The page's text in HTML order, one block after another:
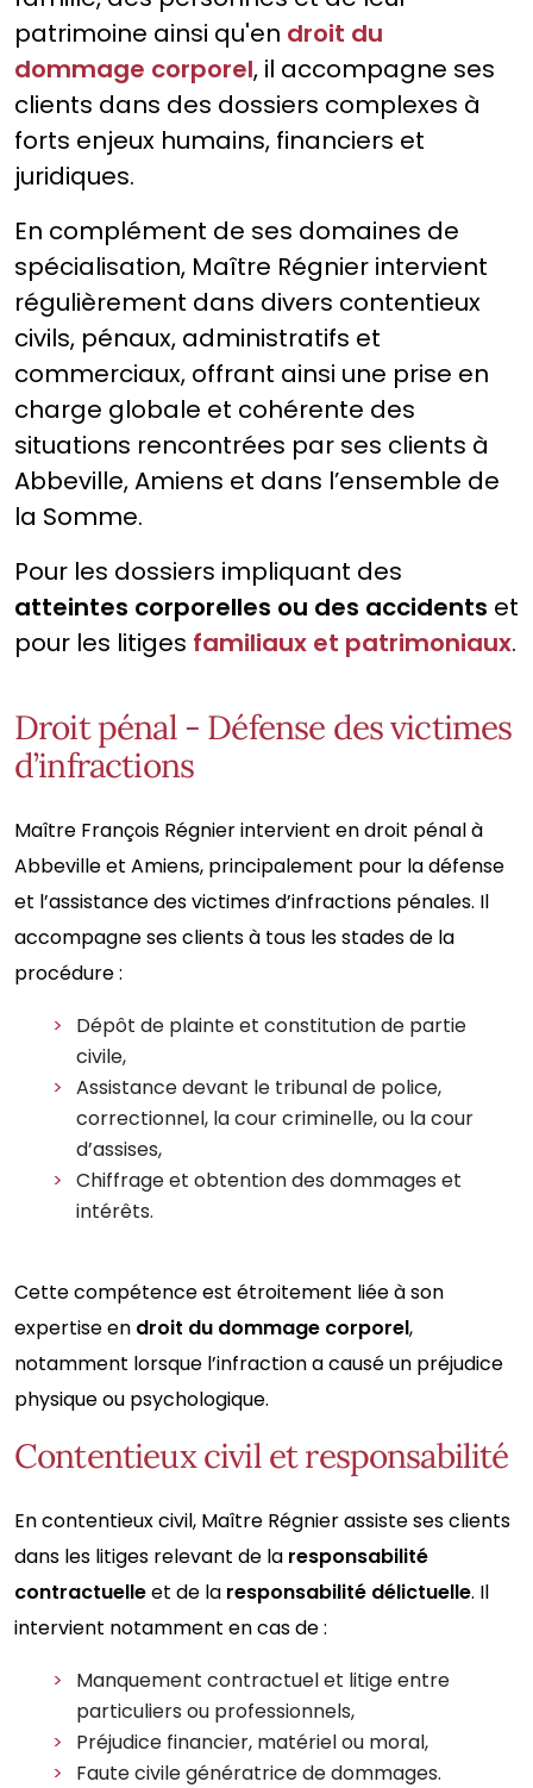
patrimoine ainsi qu'en droit du
dommage corporel, il accompagne ses
clients dans des dossiers complexes à
forts enjeux humains, financiers et
juridiques.
En complément de ses domaines de
spécialisation, Maître Régnier intervient
régulièrement dans divers contentieux
civils, pénaux, administratifs et
commerciaux, offrant ainsi une prise en
charge globale et cohérente des
situations rencontrées par ses clients à
Abbeville, Amiens et dans l’ensemble de
la Somme.
Pour les dossiers impliquant des
atteintes corporelles ou des accidents et
pour les litiges familiaux et patrimoniaux.
Droit pénal - Défense des victimes
d’infractions
Maître François Régnier intervient en droit pénal à
Abbeville et Amiens, principalement pour la défense
et l’assistance des victimes d’infractions pénales. Il
accompagne ses clients à tous les stades de la
procédure :
Dépôt de plainte et constitution de partie
civile,
Assistance devant le tribunal de police,
correctionnel, la cour criminelle, ou la cour
d’assises,
Chiffrage et obtention des dommages et
intérêts.
Cette compétence est étroitement liée à son
expertise en droit du dommage corporel,
notamment lorsque l’infraction a causé un préjudice
physique ou psychologique.
Contentieux civil et responsabilité
En contentieux civil, Maître Régnier assiste ses clients
dans les litiges relevant de la responsabilité
contractuelleet de la responsabilité délictuelle. Il
intervient notamment en cas de :
Manquement contractuel et litige entre
particuliers ou professionnels,
Préjudice financier, matériel ou moral,
Faute civile génératrice de dommages.